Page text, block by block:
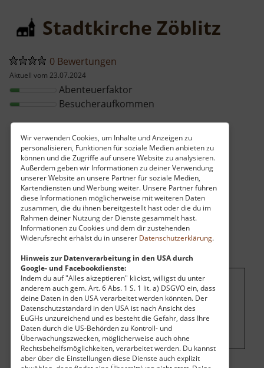
Wir verwenden Cookies, um Inhalte und Anzeigen zu
personalisieren, Funktionen für soziale Medien anbieten zu
können und die Zugriffe auf unsere Website zu analysieren.
Außerdem geben wir Informationen zu deiner Verwendung
unserer Website an unsere Partner für soziale Medien,
Kartendiensten und Werbung weiter. Unsere Partner führen
diese Informationen möglicherweise mit weiteren Daten
zusammen, die du ihnen bereitgestellt hast oder die du im
Rahmen deiner Nutzung der Dienste gesammelt hast.
Informationen zu Cookies und dem dir zustehenden
Widerufsrecht erhälst du in unserer Datenschutzerklärung.
Hinweis zur Datenverarbeitung in den USA durch
Google- und Facebookdienste:
Indem du auf "Alles akzeptieren" klickst, willigst du unter
anderem auch gem. Art. 6 Abs. 1 S. 1 lit. a) DSGVO ein, dass
deine Daten in den USA verarbeitet werden könnten. Der
Datenschutzstandard in den USA ist nach Ansicht des
EuGHs unzureichend und es besteht die Gefahr, dass Ihre
Daten durch die US-Behörden zu Kontroll- und
Überwachungszwecken, möglicherweise auch ohne
Rechtsbehelfsmöglichkeiten, verarbeitet werden. Du kannst
aber über die Einstellungen diese Dienste auch explizit
Stadtkirche Zöblitz
0 Bewertungen
Aktuell vom 23.07.2024
Abenteuerfaktor
Besucheraufkommen
Um dieses Projekt zu finanzieren, wird
hier Werbung eingeblendet.Cookie-
Einstellungen ändern.